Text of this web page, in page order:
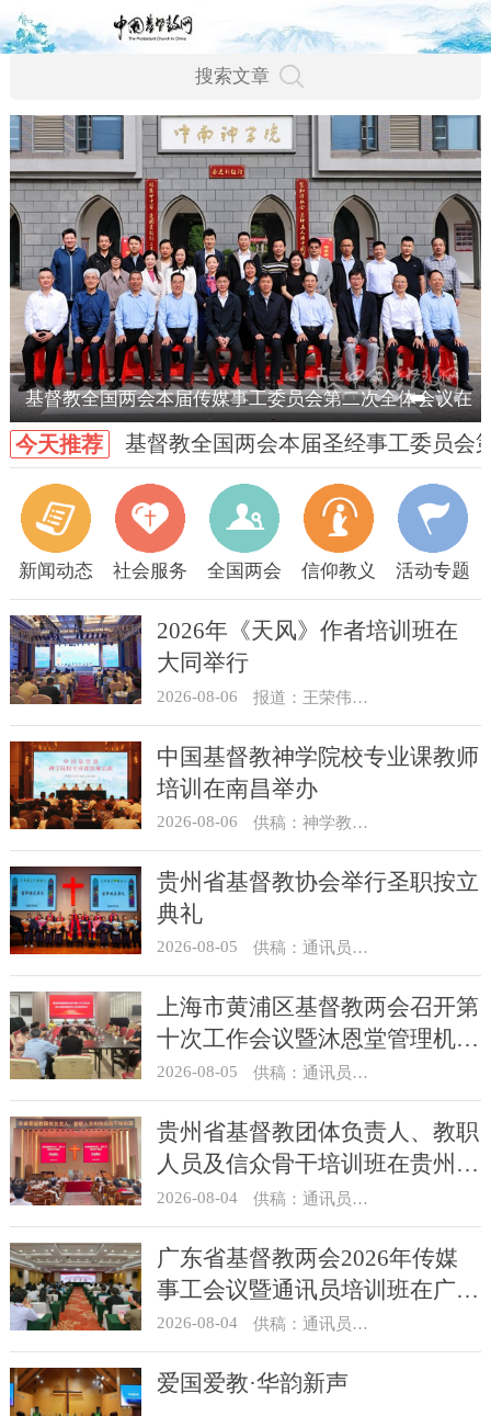
基督教全国两会本届传媒事工委员会第二次全体会议在
武汉召开
今天推荐 基督教全国两会本届圣经事工委员会
新闻动态 社会服务 全国两会 信仰教义 活动专题
2026年《天风》作者培训班在
大同举行
2026-08-06 报道：王荣伟 摄影：冯谦
中国基督教神学院校专业课教师
培训在南昌举办
2026-08-06 供稿：神学教育部
贵州省基督教协会举行圣职按立
典礼
2026-08-05 供稿：通讯员 杨菁
上海市黄浦区基督教两会召开第
十次工作会议暨沐恩堂管理机构
七月份联席会议
2026-08-05 供稿：通讯员 景健美
贵州省基督教团体负责人、教职
人员及信众骨干培训班在贵州圣
经学校举办
2026-08-04 供稿：通讯员 杨菁
广东省基督教两会2026年传媒
事工会议暨通讯员培训班在广州
举办
2026-08-04 供稿：通讯员 汪浩
爱国爱教·华韵新声